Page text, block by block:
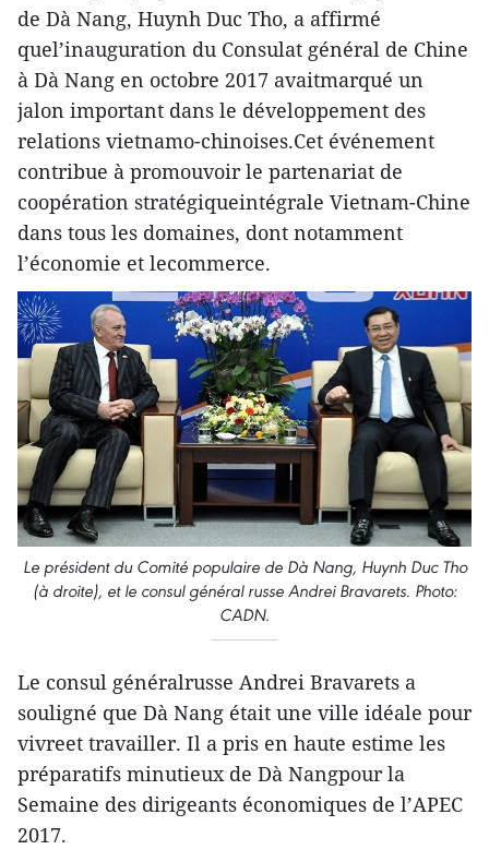
de Dà Nang, Huynh Duc Tho, a affirmé
quel’inauguration du Consulat général de Chine
à Dà Nang en octobre 2017 avaitmarqué un
jalon important dans le développement des
relations vietnamo-chinoises.Cet événement
contribue à promouvoir le partenariat de
coopération stratégiqueintégrale Vietnam-Chine
dans tous les domaines, dont notamment
l’économie et lecommerce.
Le président du Comité populaire de Dà Nang, Huynh Duc Tho
(à droite), et le consul général russe Andrei Bravarets. Photo:
CADN.
Le consul généralrusse Andrei Bravarets a
souligné que Dà Nang était une ville idéale pour
vivreet travailler. Il a pris en haute estime les
préparatifs minutieux de Dà Nangpour la
Semaine des dirigeants économiques de l’APEC
2017.